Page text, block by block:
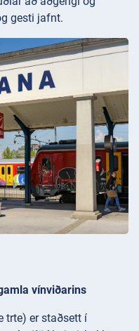
gesti jafnt.
vínviðarins
trte) er staðsett í